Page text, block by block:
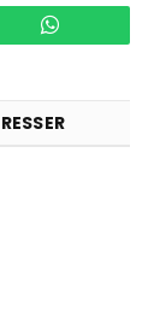
WhatsApp